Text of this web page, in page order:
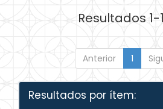
Resultados 1-
Anterior 1
Resultados por ítem: